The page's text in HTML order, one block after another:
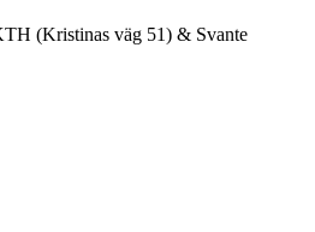
(Kristinas väg 51) & Svante